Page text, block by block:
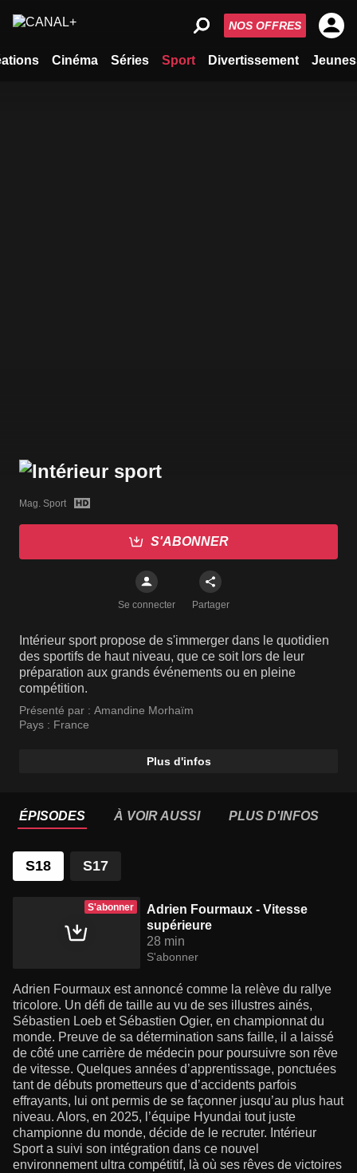
Cinéma Séries Sport Divertissement
NOS OFFRES
Mag. Sport
S'ABONNER
Se connecter Partager
Intérieur sport propose de s'immerger dans le quotidien
des sportifs de haut niveau, que ce soit lors de leur
préparation aux grands événements ou en pleine
compétition.
Présenté par : Amandine Morhaïm
Pays : France
Plus d'infos
ÉPISODES À VOIR AUSSI PLUS D'INFOS
S18 S17
S'abonner
Adrien Fourmaux - Vitesse
supérieure
28 min
S'abonner
Adrien Fourmaux est annoncé comme la relève du rallye
tricolore. Un défi de taille au vu de ses illustres ainés,
Sébastien Loeb et Sébastien Ogier, en championnat du
monde. Preuve de sa détermination sans faille, il a laissé
de côté une carrière de médecin pour poursuivre son rêve
de vitesse. Quelques années d’apprentissage, ponctuées
tant de débuts prometteurs que d’accidents parfois
effrayants, lui ont permis de se façonner jusqu’au plus haut
niveau. Alors, en 2025, l’équipe Hyundai tout juste
championne du monde, décide de le recruter. Intérieur
Sport a suivi son intégration dans ce nouvel
environnement ultra compétitif, là où ses rêves de victoires